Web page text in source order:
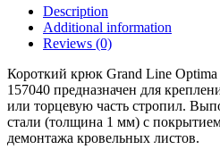
RAL
9003
ШК
quantity
Description
Additional information
Reviews (0)
Короткий крюк Grand Line
157040 предназначен для
или торцевую часть стропил.
стали (толщина 1 мм) с
демонтажа кровельных листов.